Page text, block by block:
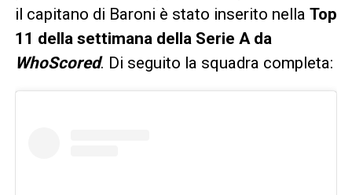
il capitano di Baroni è stato inserito nella Top
11 della settimana della Serie A da
WhoScored. Di seguito la squadra completa: